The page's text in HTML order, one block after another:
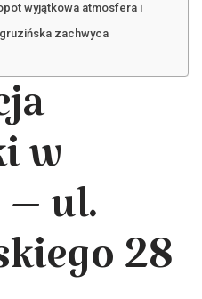
wyjątkowa atmosfera i
zachwyca
w
ul.
28